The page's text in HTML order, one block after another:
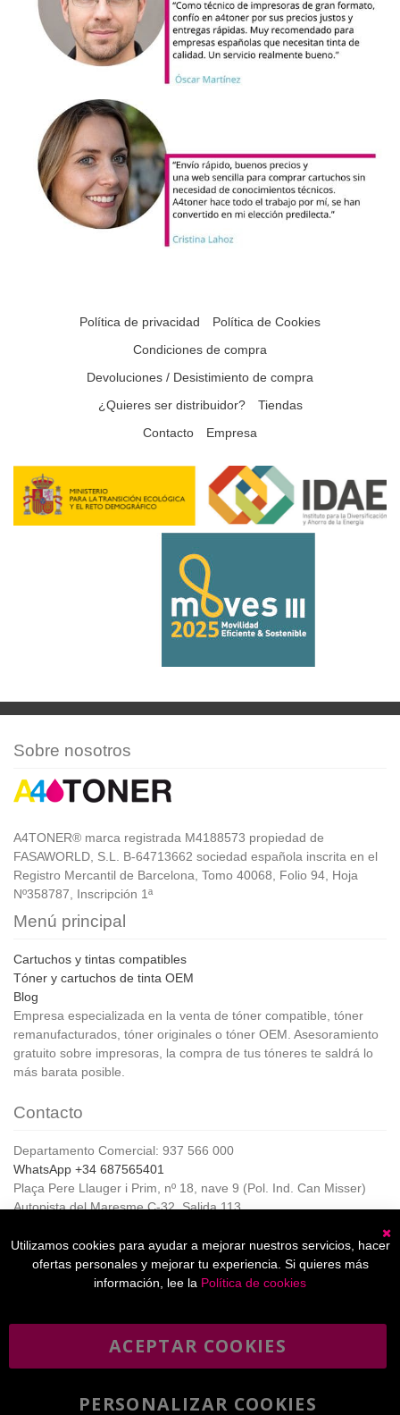
Política de privacidad
Política de Cookies
Condiciones de compra
Devoluciones / Desistimiento de compra
¿Quieres ser distribuidor?
Tiendas
Contacto
Empresa
Sobre nosotros
A4TONER® marca registrada M4188573 propiedad de
FASAWORLD, S.L. B-64713662 sociedad española inscrita en el
Registro Mercantil de Barcelona, Tomo 40068, Folio 94, Hoja
Nº358787, Inscripción 1ª
Menú principal
Cartuchos y tintas compatibles
Tóner y cartuchos de tinta OEM
Blog
Empresa especializada en la venta de tóner compatible, tóner
remanufacturados, tóner originales o tóner OEM. Asesoramiento
gratuito sobre impresoras, la compra de tus tóneres te saldrá lo
más barata posible.
Contacto
Departamento Comercial: 937 566 000
WhatsApp +34 687565401
Plaça Pere Llauger i Prim, nº 18, nave 9 (Pol. Ind. Can Misser)
Autopista del Maresme C-32, Salida 113
Horario de Atención al cliente:
De lunes a jueves de 8:00 a 17:00,
Viernes de 8:00 a 15:00
informativo
He leído y acepto lapolítica de privacidad
Utilizamos cookies para ayudar a mejorar nuestros servicios, hacer
ofertas personales y mejorar tu experiencia. Si quieres más
información, lee la Política de cookies
ACEPTAR COOKIES
PERSONALIZAR COOKIES